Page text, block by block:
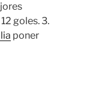
goles. 3.
poner